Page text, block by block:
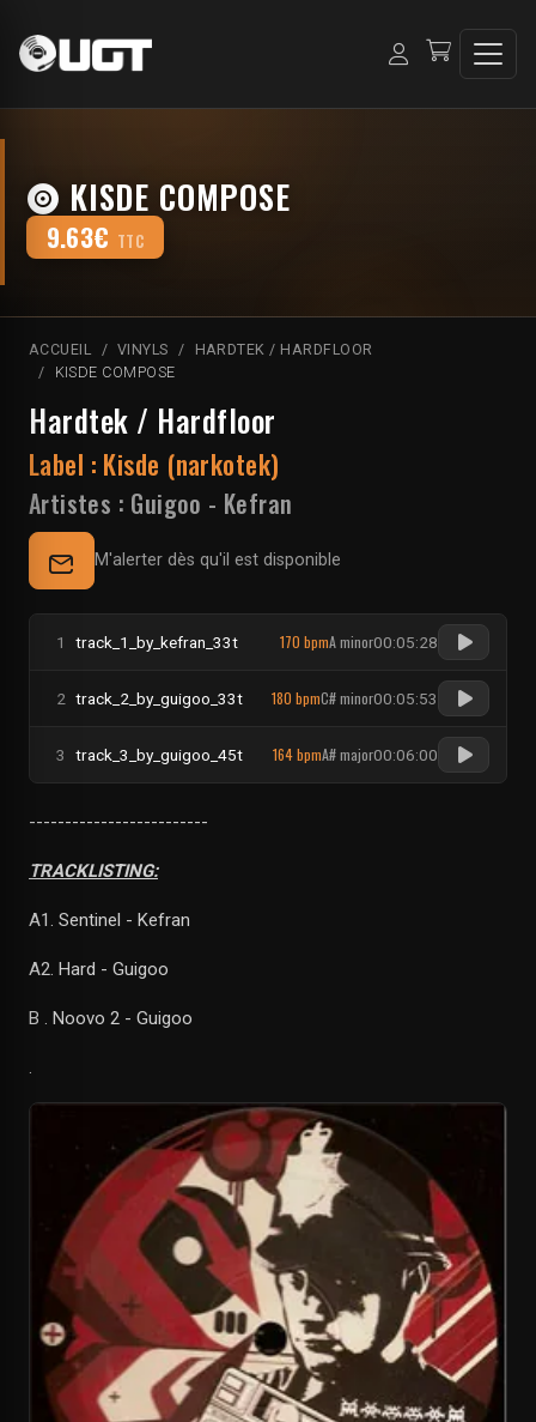
KISDE COMPOSE
9.63€ TTC
ACCUEIL VINYLS
HARDTEK / HARDFLOOR
KISDE COMPOSE
Hardtek / Hardfloor
Label : Kisde (narkotek)
Artistes : Guigoo - Kefran
M'alerter dès qu'il est disponible
1 track_1_by_kefran_33t 170 bpmA minor00:05:28
2 track_2_by_guigoo_33t 180 bpmC# minor00:05:53
3 track_3_by_guigoo_45t 164 bpmA# major00:06:00
-------------------------
TRACKLISTING:
A1. Sentinel - Kefran
A2. Hard - Guigoo
B . Noovo 2 - Guigoo
.